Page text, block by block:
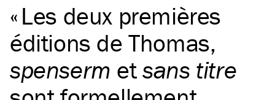
Les deux premières
éditions de Thomas,
spenserm etsans titre